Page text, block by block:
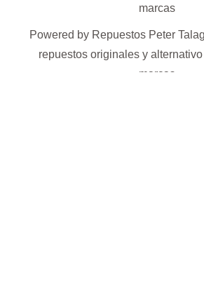
marcas
Powered by Repuestos Peter
repuestos originales y
marcas